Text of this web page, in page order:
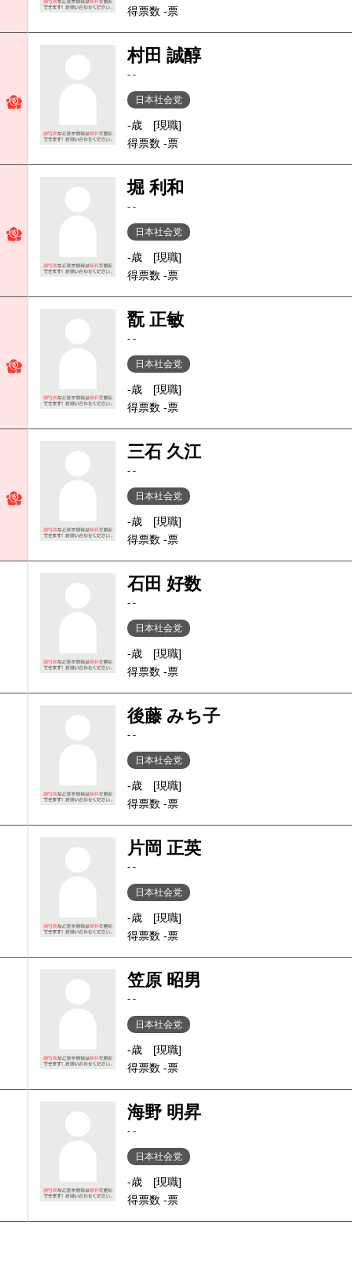
得票数 -票
村田 誠醇
- -
日本社会党
-歳
[現職]
得票数 -票
堀 利和
- -
日本社会党
-歳
[現職]
得票数 -票
翫 正敏
- -
日本社会党
-歳
[現職]
得票数 -票
三石 久江
- -
日本社会党
-歳
[現職]
得票数 -票
石田 好数
- -
日本社会党
-歳
[現職]
得票数 -票
後藤 みち子
- -
日本社会党
-歳
[現職]
得票数 -票
片岡 正英
- -
日本社会党
-歳
[現職]
得票数 -票
笠原 昭男
- -
日本社会党
-歳
[現職]
得票数 -票
海野 明昇
- -
日本社会党
-歳
[現職]
得票数 -票